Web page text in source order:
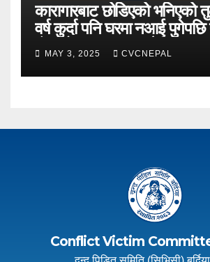
कारागारबाट छोडिएको भनिएको
वर्ष कुर्दा पनि घरमा नआई पुगेपछि
कुँशको शव बनाएर अन्टेष्टि
MAY 3, 2025 CVCNEPAL
Conflict Victim